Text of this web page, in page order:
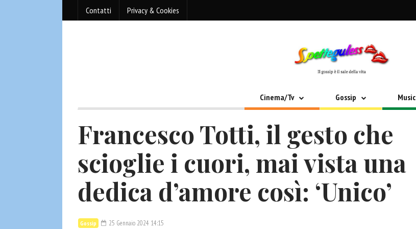
Contatti Privacy & Cookies
Cinema/Tv Gossip Music
Francesco Totti, il gesto che
scioglie i cuori, mai vista una
dedica d’amore così: ‘Unico’
Gossip 25 Gennaio 2024 14:15